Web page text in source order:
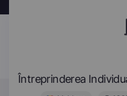
Întreprinderea